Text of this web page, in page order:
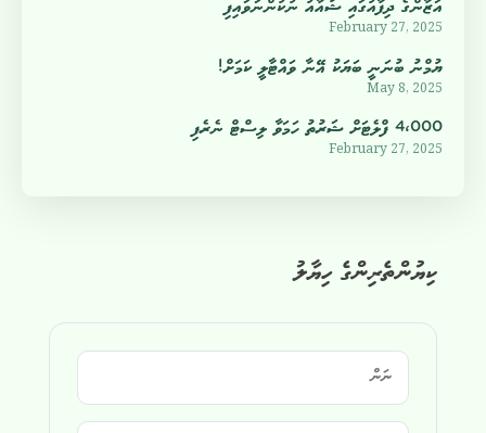
ކިޔުންތެރިންގެ ހިޔާލު
އަޒާންގެ ދިފާއުގައި ޝުއާއު ނުކުންނަވައިފި
February 27, 2025
ޔުމްނު ބުނަނީ ބަޔަކު އޭނާ ވައްޓާލީ ކަމަށް!
May 8, 2025
4،000 ފްލެޓަށް ޝަރުތު ހަމަވާ ލިސްޓް ނެރެފި
February 27, 2025